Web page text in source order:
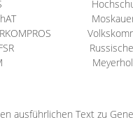
Meyerhold-
ausführlichen Text zu